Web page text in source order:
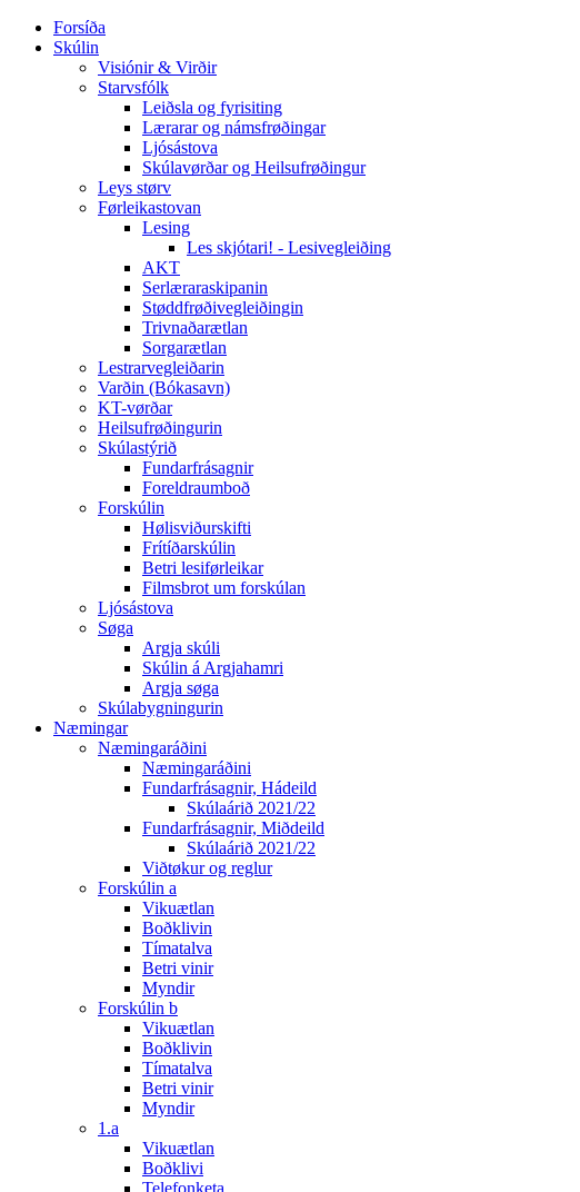
Forsíða
Skúlin
Visiónir & Virðir
Starvsfólk
Leiðsla og fyrisiting
Lærarar og námsfrøðingar
Ljósástova
Skúlavørðar og Heilsufrøðingur
Leys størv
Førleikastovan
Lesing
Les skjótari! - Lesivegleiðing
AKT
Serlæraraskipanin
Støddfrøðivegleiðingin
Trivnaðarætlan
Sorgarætlan
Lestrarvegleiðarin
Varðin (Bókasavn)
KT-vørðar
Heilsufrøðingurin
Skúlastýrið
Fundarfrásagnir
Foreldraumboð
Forskúlin
Hølisviðurskifti
Frítíðarskúlin
Betri lesiførleikar
Filmsbrot um forskúlan
Ljósástova
Søga
Argja skúli
Skúlin á Argjahamri
Argja søga
Skúlabygningurin
Næmingar
Næmingaráðini
Næmingaráðini
Fundarfrásagnir, Hádeild
Skúlaárið 2021/22
Fundarfrásagnir, Miðdeild
Skúlaárið 2021/22
Viðtøkur og reglur
Forskúlin a
Vikuætlan
Boðklivin
Tímatalva
Betri vinir
Myndir
Forskúlin b
Vikuætlan
Boðklivin
Tímatalva
Betri vinir
Myndir
1.a
Vikuætlan
Boðklivi
Telefonketa